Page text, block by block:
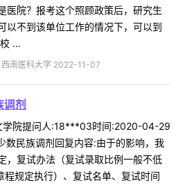
医院？报考这个照顾政策后，研究生
以不到该单位工作的情况下，可以到
...
西南医科大学 2022-11-07
剂
学院提问人:18***03时间:2020-04-29
数民族调剂回复内容:由于的影响，我
，复试办法（复试录取比例一般不低
程规定执行）、复试名单、复试时间